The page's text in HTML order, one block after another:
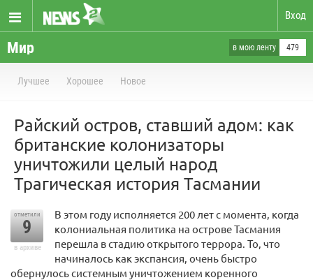
Вход
Мир в мою ленту 479
Лучшее Хорошее Новое
Райский остров, ставший адом: как
британские колонизаторы
уничтожили целый народ
Трагическая история Тасмании
отметили
9
в архиве
В этом году исполняется 200 лет с момента, когда
колониальная политика на острове Тасмания
перешла в стадию открытого террора. То, что
начиналось как экспансия, очень быстро
обернулось системным уничтожением коренного